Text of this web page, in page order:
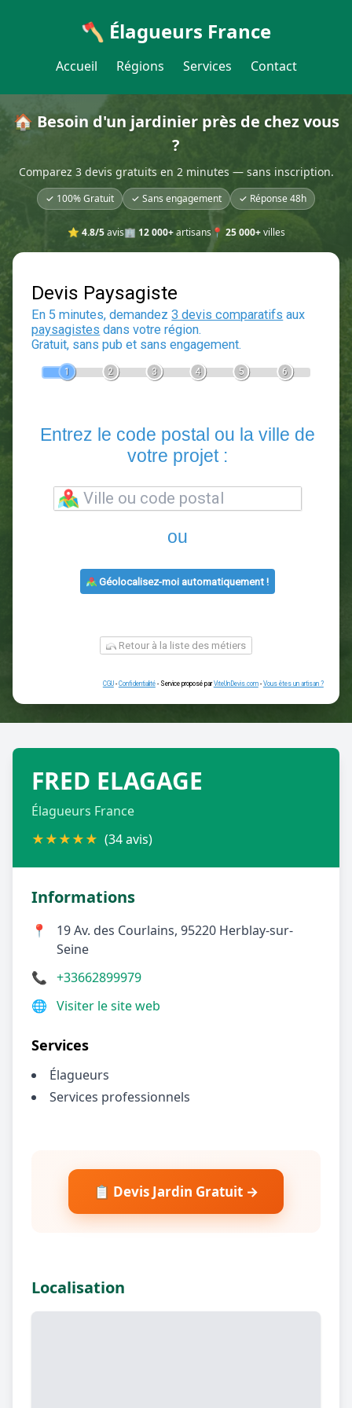
🪓 Élagueurs France
Accueil Régions Services Contact
🏠 Besoin d'un jardinier près de chez vous
?
Comparez 3 devis gratuits en 2 minutes — sans inscription.
✓ 100% Gratuit ✓ Sans engagement ✓ Réponse 48h
⭐ 4.8/5avis🏢 12 000+artisans📍 25 000+villes
Devis Paysagiste
En 5 minutes, demandez3 devis comparatifs
2 3
Entrez le code postal ou la
ou
Retour à la liste des métiers
- Confidentialité
FRED ELAGAGE
Élagueurs France
★★★★★ (34 avis)
Informations
📍
19 Av. des Courlains, 95220 Herblay-sur-
Seine
📞 +33662899979
🌐 Visiter le site web
Services
Élagueurs
Services professionnels
📋 Devis Jardin Gratuit →
Localisation